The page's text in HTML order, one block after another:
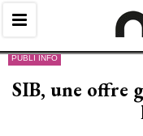
PUBLI INFO
SIB, une offre